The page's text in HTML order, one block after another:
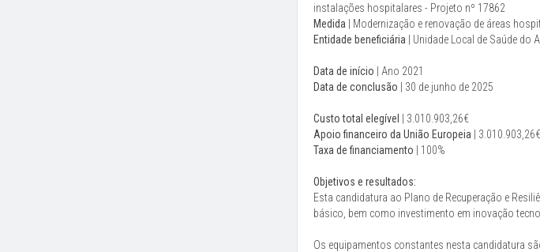
instalações hospitalares - Projeto nº 17862
Medida | Modernização e renovação de áreas
Entidade beneficiária | Unidade Local de Saúde do
Data de início | Ano 2021
Data de conclusão | 30 de junho de 2025
Custo total elegível | 3.010.903,26€
Apoio financeiro da União Europeia | 3.010.903,26€
Taxa de financiamento | 100%
Objetivos e resultados:
Esta candidatura ao Plano de Recuperação e
básico, bem como investimento em inovação
Os equipamentos constantes nesta candidatura